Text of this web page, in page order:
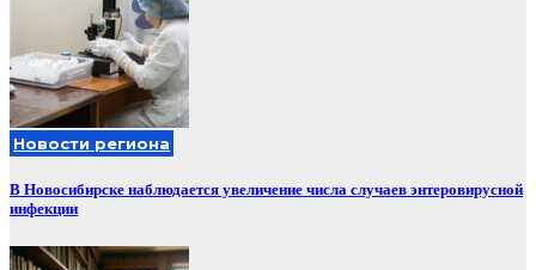
Новости региона
В Новосибирске наблюдается увеличение числа случаев энтеровирусной
инфекции